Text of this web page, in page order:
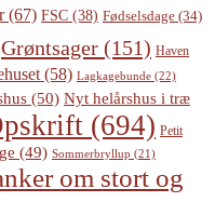
(67) FSC (38) Fødselsdage (34)
Grøntsager (151) Haven
(58) Lagkagebunde (22)
(50) Nyt helårshus i træ
(694) Petit
(49) Sommerbryllup (21)
om stort og